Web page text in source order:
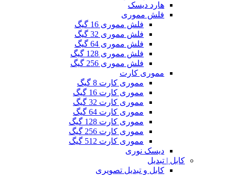
هارد دیسک
فلش مموری
فلش مموری 16 گیگ
فلش مموری 32 گیگ
فلش مموری 64 گیگ
فلش مموری 128 گیگ
فلش مموری 256 گیگ
مموری کارت
مموری کارت 8 گیگ
مموری کارت 16 گیگ
مموری کارت 32 گیگ
مموری کارت 64 گیگ
مموری کارت 128 گیگ
مموری کارت 256 گیگ
مموری کارت 512 گیگ
دیسک نوری
کابل | تبدیل
کابل و تبدیل تصویری